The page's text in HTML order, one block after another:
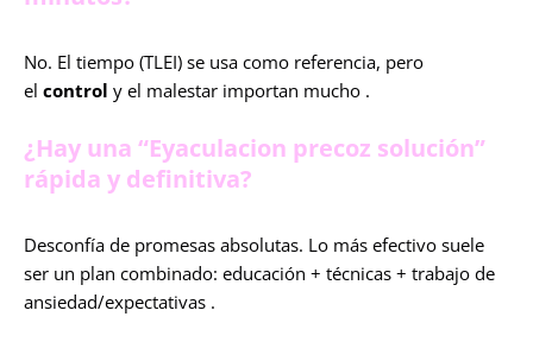
No. El tiempo (TLEI) se usa como referencia, pero
el control y el malestar importan mucho .
¿Hay una “Eyaculacion precoz solución”
rápida y definitiva?
Desconfía de promesas absolutas. Lo más efectivo suele
ser un plan combinado: educación + técnicas + trabajo de
ansiedad/expectativas .